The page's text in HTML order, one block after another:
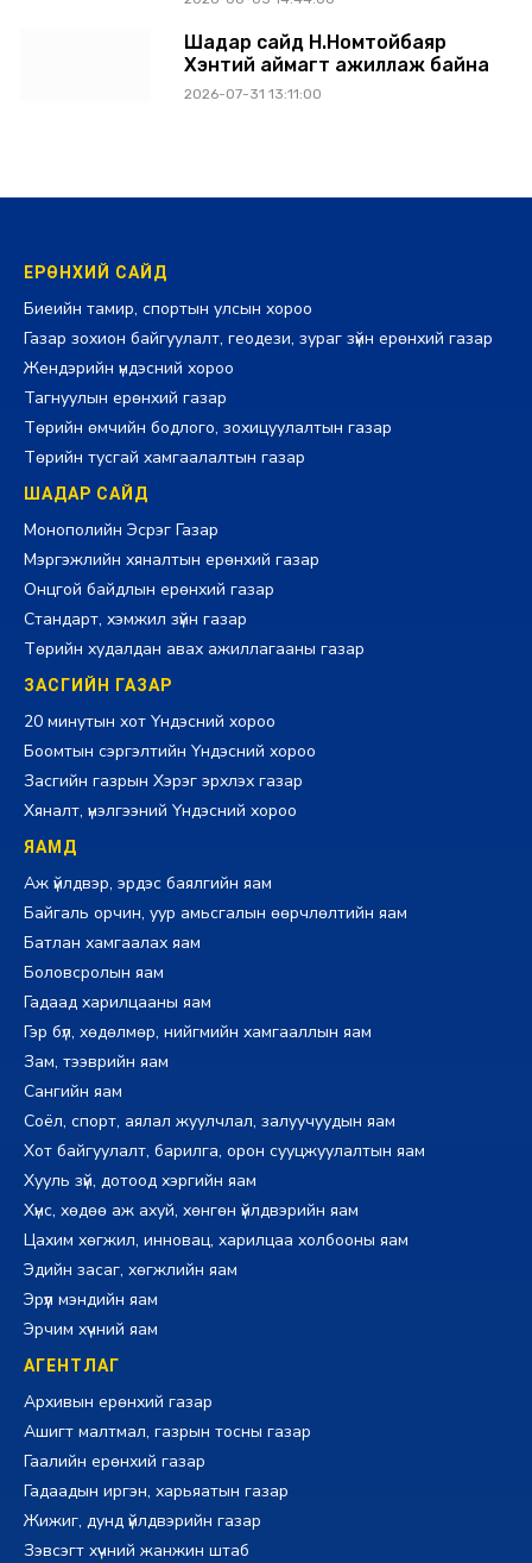
Шадар сайд Н.Номтойбаяр
Хэнтий аймагт ажиллаж байна
2026-07-31 13:11:00
ЕРӨНХИЙ САЙД
Биеийн тамир, спортын улсын хороо
Газар зохион байгуулалт, геодези, зураг зүйн ерөнхий газар
Жендэрийн үндэсний хороо
Тагнуулын ерөнхий газар
Төрийн өмчийн бодлого, зохицуулалтын газар
Төрийн тусгай хамгаалалтын газар
ШАДАР САЙД
Монополийн Эсрэг Газар
Мэргэжлийн хяналтын ерөнхий газар
Онцгой байдлын ерөнхий газар
Стандарт, хэмжил зүйн газар
Төрийн худалдан авах ажиллагааны газар
ЗАСГИЙН ГАЗАР
20 минутын хот Үндэсний хороо
Боомтын сэргэлтийн Үндэсний хороо
Засгийн газрын Хэрэг эрхлэх газар
Хяналт, үнэлгээний Үндэсний хороо
ЯАМД
Аж үйлдвэр, эрдэс баялгийн яам
Байгаль орчин, уур амьсгалын өөрчлөлтийн яам
Батлан хамгаалах яам
Боловсролын яам
Гадаад харилцааны яам
Гэр бүл, хөдөлмөр, нийгмийн хамгааллын яам
Зам, тээврийн яам
Сангийн яам
Соёл, спорт, аялал жуулчлал, залуучуудын яам
Хот байгуулалт, барилга, орон сууцжуулалтын яам
Хууль зүй, дотоод хэргийн яам
Хүнс, хөдөө аж ахуй, хөнгөн үйлдвэрийн яам
Цахим хөгжил, инновац, харилцаа холбооны яам
Эдийн засаг, хөгжлийн яам
Эрүүл мэндийн яам
Эрчим хүчний яам
АГЕНТЛАГ
Архивын ерөнхий газар
Ашигт малтмал, газрын тосны газар
Гаалийн ерөнхий газар
Гадаадын иргэн, харьяатын газар
Жижиг, дунд үйлдвэрийн газар
Зэвсэгт хүчний жанжин штаб